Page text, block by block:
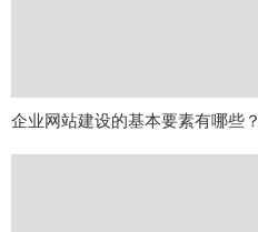
企业网站建设的基本要素有哪些？